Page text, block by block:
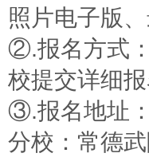
照片电子版
②.报名方式
校提交详细报
③.报名地址
分校：常德